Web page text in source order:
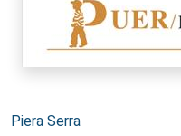
Autori:
Piera Serra